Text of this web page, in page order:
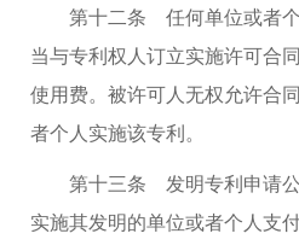
第十二条 任何单位或者个
当与专利权人订立实施许可合
使用费。被许可人无权允许合
者个人实施该专利。
第十三条 发明专利申请公
实施其发明的单位或者个人支